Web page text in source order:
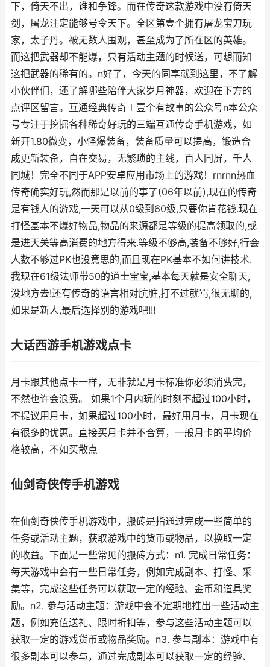
下，倚天不出，谁和争锋。而在传奇这款游戏中没有倚天
剑，屠龙注定能够号令天下。全区第壹个拥有屠龙宝刀玩
家，太子丹。被无数人围观，甚至成为了所在区的英雄。
而这把武器却不能爆，只有活动主题的时候送，可想而知
这把武器的稀有的。n好了，今天的同享就到这里，不了解
小伙伴们，还了解哪些陪伴大家岁月神器，欢迎在下方的
点评区留言。互通经典传奇∣壹个有故事的公众号n本公众
号专注于挖掘各种稀奇好玩的三端互通传奇手机游戏，如
新开1.80微变，小怪爆装备，装备质量可以提高，锻造合
成更新装备，自在交易，无繁琐的主线，百人同屏，千人
同城！完全不同于APP安卓应用市场上的游戏！rnrnn热血
传奇确实好玩,然而那是以前的事了(06年以前),现在的传奇
是有钱人的游戏,一天可以从0级到60级,只要你肯花钱.现在
打怪基本不爆好物品,物品的来源都是等级的提高领取的,或
是进天关等高消费的地方得来.等级不够高,装备不够好,行会
人数不够过PK也没意思的,而且现在PK基本不如何讲技术.
我现在61级法师带50的道士宝宝,基本每天就是安全聊天,
没地方去!还有传奇的语言相对肮脏,打不过就骂,很无聊的,
如果是新人,最后选择别的游戏吧!!!
大话西游手机游戏点卡
月卡跟其他点卡一样，无非就是月卡标准你必须消费完，
不然也许会浪费。 如果1个月内玩的时刻不超过100小时，
不提议用月卡，如果超过100小时，最好用月卡，月卡现在
有很多的优惠。直接买月卡并不合算，一般月卡的平均价
格较高，不如买散点
仙剑奇侠传手机游戏
在仙剑奇侠传手机游戏中，搬砖是指通过完成一些简单的
任务或活动主题，获取游戏中的货币或物品，以换取一定
的收益。下面是一些常见的搬砖方式：n1. 完成日常任务：
每天游戏中会有一些日常任务，例如完成副本、打怪、采
集等，完成这些任务可以获取一定的经验、金币和道具奖
励。n2. 参与活动主题：游戏中会不定期地推出一些活动主
题，例如充值送礼、限时折扣等，参与这些活动主题可以
获取一定的游戏货币或物品奖励。n3. 参与副本：游戏中有
很多副本可以参与，通过完成副本可以获取一定的经验、